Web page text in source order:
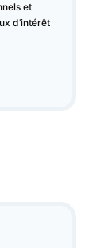
et
d’intérêt